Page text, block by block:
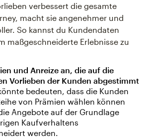
verbessert die gesamte
macht sie angenehmer und
So kannst du Kundendaten
maßgeschneiderte Erlebnisse zu
und Anreize an, die auf die
Vorlieben der Kunden abgestimmt
bedeuten, dass die Kunden
von Prämien wählen können
Angebote auf der Grundlage
Kaufverhaltens
werden.